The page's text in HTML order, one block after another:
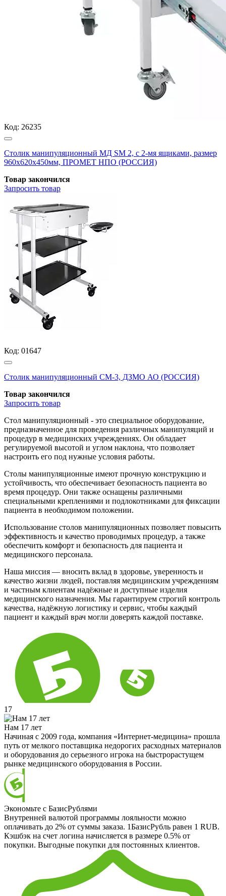
Код: 26235
Столик манипуляционный МД SM 2, с 2-мя ящиками, размер
960x620x450мм, ПРОМЕТ НПО (РОССИЯ)
Товар закончился
Запросить товар
Код: 01647
Столик манипуляционный СМ-3, ДЗМО АО (РОССИЯ)
Товар закончился
Запросить товар
Стол манипуляционный - это специальное оборудование,
предназначенное для проведения различных манипуляций и
процедур в медицинских учреждениях. Он обладает
регулируемой высотой и углом наклона, что позволяет
настроить его под нужные условия работы.
Столы манипуляционные имеют прочную конструкцию и
устойчивость, что обеспечивает безопасность пациента во
время процедур. Они также оснащены различными
специальными креплениями и подлокотниками для фиксации
пациента в необходимом положении.
Использование столов манипуляционных позволяет повысить
эффективность и качество проводимых процедур, а также
обеспечить комфорт и безопасность для пациента и
медицинского персонала.
Наша миссия — вносить вклад в здоровье, уверенность и
качество жизни людей, поставляя медицинским учреждениям
и частным клиентам надёжные и доступные изделия
медицинского назначения. Мы гарантируем строгий контроль
качества, надёжную логистику и сервис, чтобы каждый
пациент и каждый врач могли доверять каждой поставке.
17
Нам 17 лет
Начиная с 2009 года, компания «Интернет-медицина» прошла
путь от мелкого поставщика недорогих расходных материалов
и оборудования до серьезного игрока на быстрорастущем
рынке медицинского оборудования в России.
Экономьте с БазисРублями
Внутренней валютой программы лояльности можно
оплачивать до 2% от суммы заказа. 1БазисРубль равен 1 RUB.
Кэшбэк на счет логина начисляется в размере 0.5% от
покупки. Выгодные покупки для постоянных клиентов.